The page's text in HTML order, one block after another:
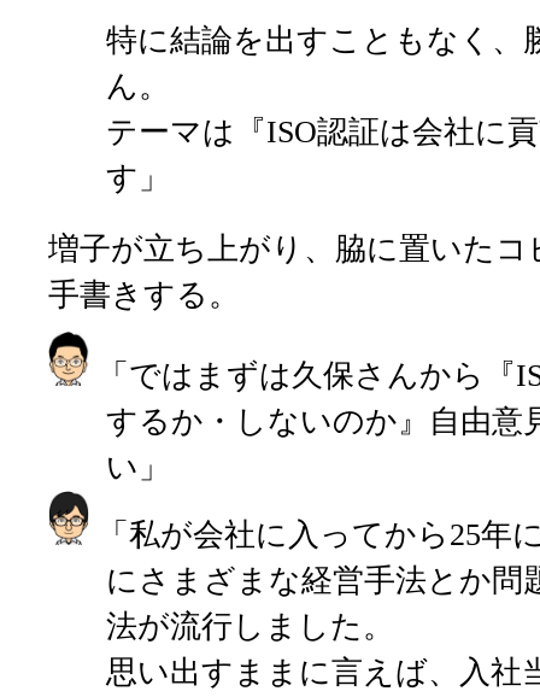
特に結論を出すこともなく、
ん。
テーマは『ISO認証は会社に
す」
増子が立ち上がり、脇に置いた
手書きする。
「ではまずは久保さんから『
するか・しないのか』自由意
い」
「私が会社に入ってから25年
にさまざまな経営手法とか問
法が流行しました。
思い出すままに言えば、入社